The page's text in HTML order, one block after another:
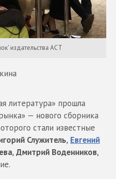
издательства АСТ
литература» прошла
— нового сборника
стали известные
Служитель, Евгений
, Дмитрий Воденников,